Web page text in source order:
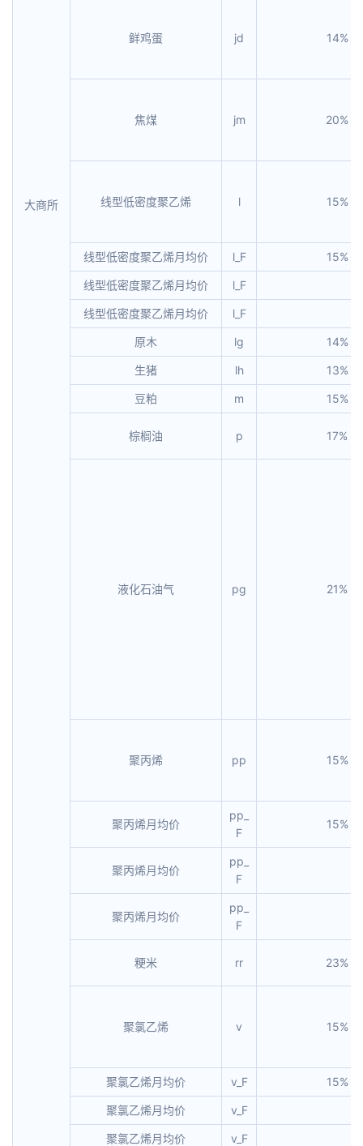
大商所
鲜鸡蛋 jd 14%
焦煤 jm 20%
线型低密度聚乙烯 l 15%
线型低密度聚乙烯月均价 l_F 15%
线型低密度聚乙烯月均价 l_F
线型低密度聚乙烯月均价 l_F
原木 lg 14%
生猪 lh 13%
豆粕 m 15%
棕榈油 p 17%
液化石油气 pg 21%
聚丙烯 pp 15%
聚丙烯月均价
pp_
F
15%
聚丙烯月均价
pp_
F
聚丙烯月均价
pp_
F
粳米 rr 23%
聚氯乙烯 v 15%
聚氯乙烯月均价 v_F 15%
聚氯乙烯月均价 v_F
聚氯乙烯月均价 v_F